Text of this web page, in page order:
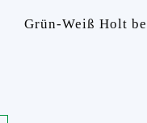
Grün-Weiß Holt